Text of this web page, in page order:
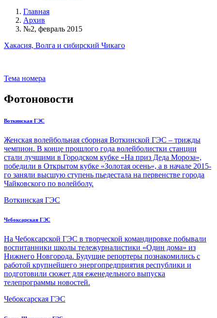
Главная
Архив
№2, февраль 2015
Хакасия, Волга и сибирский Чикаго
Тема номера
Фотоновости
Воткинская ГЭС
Женская волейбольная сборная Воткинской ГЭС – трижды
чемпион. В конце прошлого года волейболистки станции
стали лучшими в Городском кубке «На приз Деда Мороза»,
победили в Открытом кубке «Золотая осень», а в начале 2015-
го заняли высшую ступень пьедестала на первенстве города
Чайковского по волейболу.
Воткинская ГЭС
Чебоксарская ГЭС
На Чебоксарской ГЭС в творческой командировке побывали
воспитанники школы тележурналистики «Один дома» из
Нижнего Новгорода. Будущие репортеры познакомились с
работой крупнейшего энерго­предприятия республики и
подготовили сюжет для еженедельного выпуска
телепрограммы новостей.
Чебоксарская ГЭС